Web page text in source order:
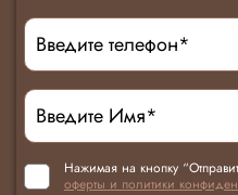
Нажимая на кнопку
оферты и политики